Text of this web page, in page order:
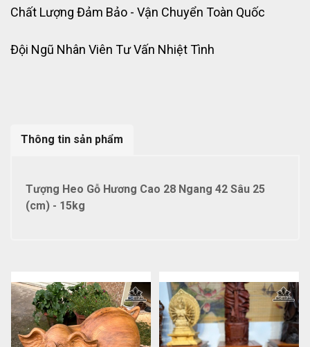
Chất Lượng Đảm Bảo - Vận Chuyển Toàn Quốc
Đội Ngũ Nhân Viên Tư Vấn Nhiệt Tình
Thông tin sản phẩm
Tượng Heo Gỗ Hương Cao 28 Ngang 42 Sâu 25
(cm) - 15kg